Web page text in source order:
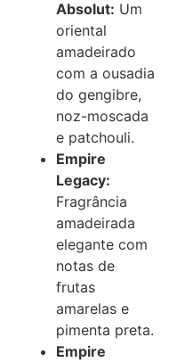
Absolut: Um
oriental
amadeirado
com a ousadia
do gengibre,
noz-moscada
e patchouli.
Empire
Legacy:
Fragrância
amadeirada
elegante com
notas de
frutas
amarelas e
pimenta preta.
Empire